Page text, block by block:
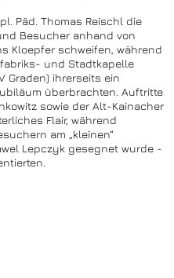
Päd. Thomas Reischl die
Besucher anhand von
Kloepfer schweifen, während
und Stadtkapelle
Graden) ihrerseits ein
überbrachten. Auftritte
sowie der Alt-Kainacher
Flair, während
am „kleinen“
Lepczyk gesegnet wurde -